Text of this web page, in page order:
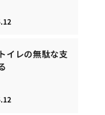
イレの無駄な支